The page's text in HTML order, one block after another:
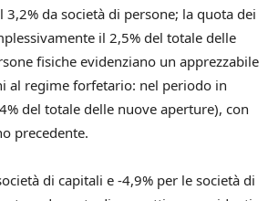
da società di persone; la quota dei
il 2,5% del totale delle
fisiche evidenziano un apprezzabile
al regime forfetario: nel periodo in
del totale delle nuove aperture), con
precedente.
di capitali e -4,9% per le società di